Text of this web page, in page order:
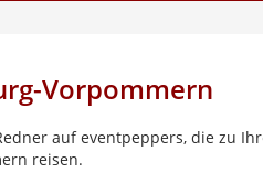
Vorpommern
auf eventpeppers, die zu
reisen.